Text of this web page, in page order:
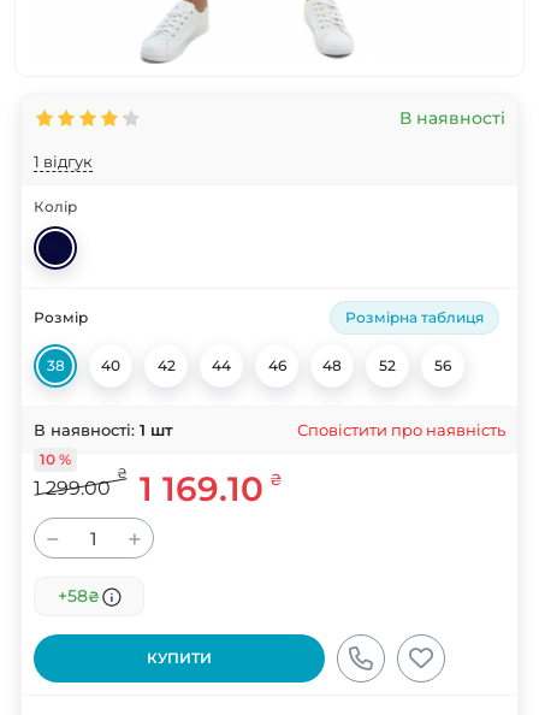
1 відгук
В наявності
Колір
Розмір Розмірна таблиця
38 40 42 44 46 48 52 56
В наявності: 1 шт Сповістити про наявність
1 299.00
₴ 1 169.10 ₴
10 %
− +
+58₴
КУПИТИ